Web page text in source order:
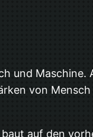
und Maschine.
von
auf den